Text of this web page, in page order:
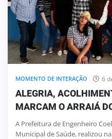
MOMENTO DE INTERAÇÃO 6
ALEGRIA,
MARCAM O ARRAIÁ
A Prefeitura de Engenheiro
Municipal de Saúde, realizou